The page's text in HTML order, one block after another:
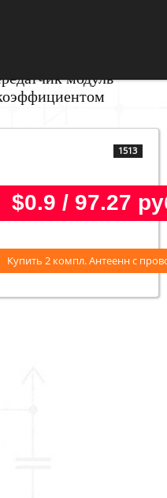
WIFI
модуль
1513
$0.9 / 97.27
Купить 2 компл. Антеенн с